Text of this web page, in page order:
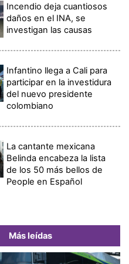
Incendio deja cuantiosos
daños en el INA, se
investigan las causas
Infantino llega a Cali para
participar en la investidura
del nuevo presidente
colombiano
La cantante mexicana
Belinda encabeza la lista
de los 50 más bellos de
People en Español
Más leídas